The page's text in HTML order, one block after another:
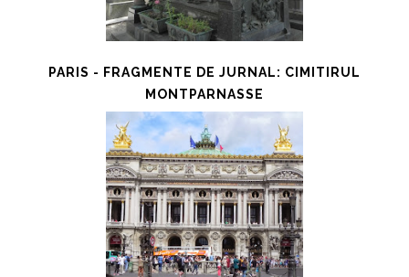
PARIS - FRAGMENTE DE JURNAL: CIMITIRUL
MONTPARNASSE